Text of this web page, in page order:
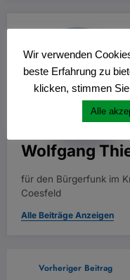
Wolfgang
für den Bürgerfunk im
Coesfeld
Alle Beiträge Anzeigen
Vorheriger Beitrag
Wir verwenden
beste Erfahrung zu
klicken, stimmen
Alle